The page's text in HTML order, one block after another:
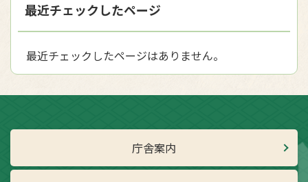
最近チェックしたページ
最近チェックしたページはありません。
庁舎案内